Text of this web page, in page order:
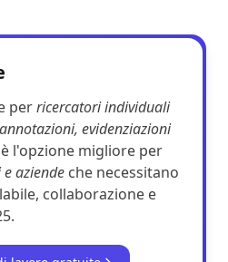
perricercatori individuali
annotazioni, evidenziazioni
è l'opzione migliore per
aziende che necessitano
collaborazione e